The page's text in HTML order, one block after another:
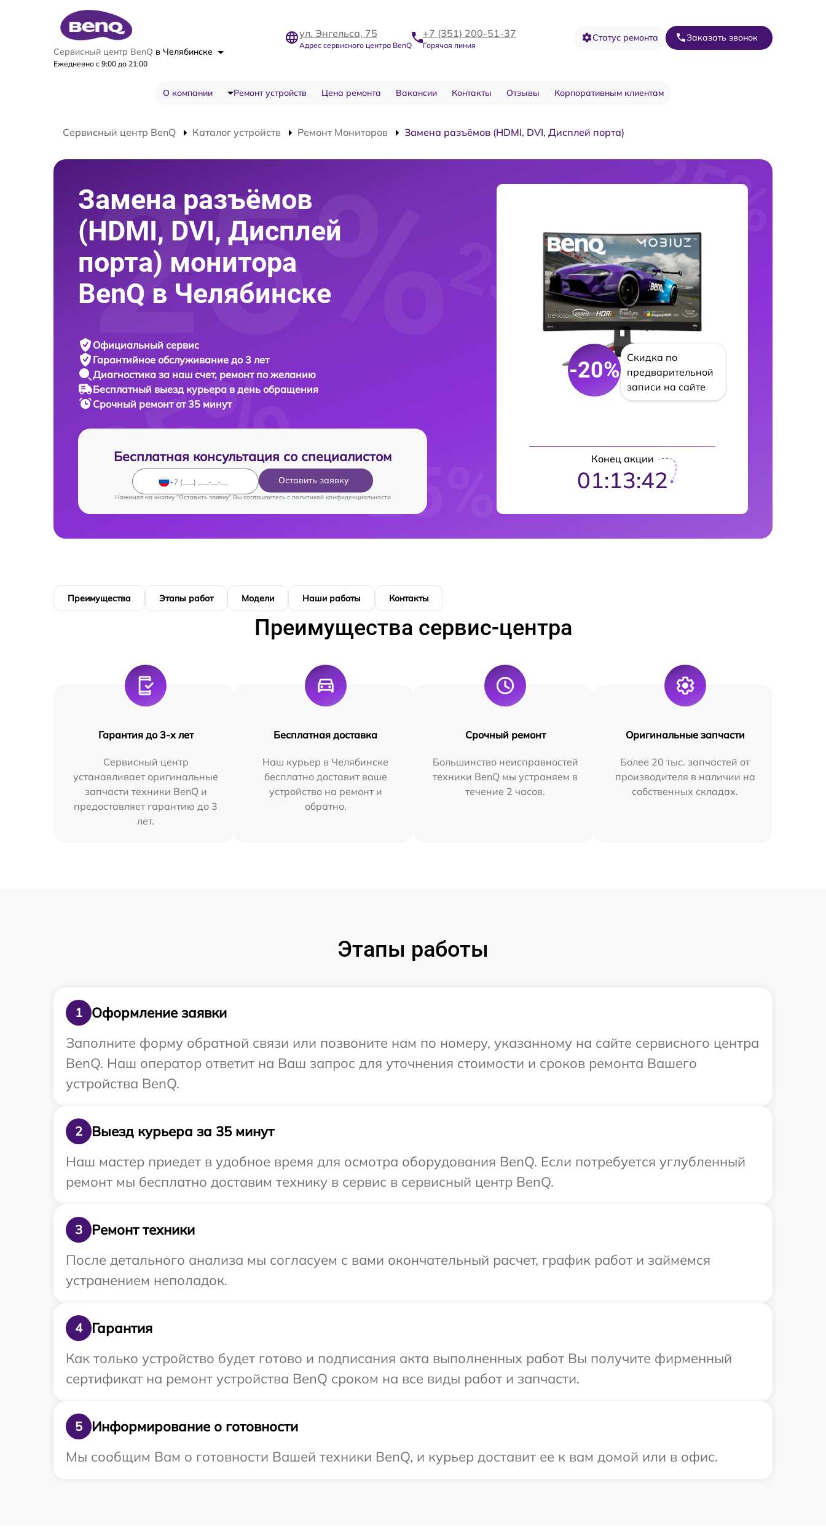
Сервисный центр BenQ в Челябинске
Ежедневно с 9:00 до 21:00
ул. Энгельса, 75
Адрес сервисного центра BenQ
+7 (351) 200-51-37
Горячая линия
Статус ремонта Заказать звонок
О компании Ремонт устройств Цена ремонта Вакансии Контакты Отзывы Корпоративным клиентам
Сервисный центр BenQ Каталог устройств Ремонт Мониторов Замена разъёмов (HDMI, DVI, Дисплей порта)
Замена разъёмов
(HDMI, DVI, Дисплей
порта) монитора
BenQ в Челябинске
Официальный сервис
Гарантийное обслуживание до 3 лет
Диагностика за наш счет, ремонт по желанию
Бесплатный выезд курьера в день обращения
Срочный ремонтот 35 минут
Бесплатная консультация со специалистом
Оставить заявку
Нажимая на кнопку "Оставить заявку" Вы соглашаетесь c политикой конфиденциальности
-20%
Скидка по
предварительной
записи на сайте
Конец акции
01:13:41
Преимущества Этапы работ Модели Наши работы Контакты
Преимущества сервис-центра
Гарантия до 3-х лет
Сервисный центр
устанавливает оригинальные
запчасти техники BenQ и
предоставляет гарантию до 3
лет.
Бесплатная доставка
Наш курьер в Челябинске
бесплатно доставит ваше
устройство на ремонт и
обратно.
Срочный ремонт
Большинство неисправностей
техники BenQ мы устраняем в
течение 2 часов.
Оригинальные запчасти
Более 20 тыс. запчастей от
производителя в наличии на
собственных складах.
Этапы работы
1
Оформление заявки
Заполните форму обратной связи или позвоните нам по номеру, указанному на сайте сервисного центра
BenQ. Наш оператор ответит на Ваш запрос для уточнения стоимости и сроков ремонта Вашего
устройства BenQ.
2
Выезд курьера за 35 минут
Наш мастер приедет в удобное время для осмотра оборудования BenQ. Если потребуется углубленный
ремонт мы бесплатно доставим технику в сервис в сервисный центр BenQ.
3
Ремонт техники
После детального анализа мы согласуем с вами окончательный расчет, график работ и займемся
устранением неполадок.
4
Гарантия
Как только устройство будет готово и подписания акта выполненных работ Вы получите фирменный
сертификат на ремонт устройства BenQ сроком на все виды работ и запчасти.
5
Информирование о готовности
Мы сообщим Вам о готовности Вашей техники BenQ, и курьер доставит ее к вам домой или в офис.